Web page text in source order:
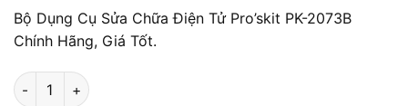
Bộ Dụng Cụ Sửa Chữa Điện Tử Pro’skit PK-2073B
Chính Hãng, Giá Tốt.
Bộ Dụng Cụ Sửa Chữa Điện Tử Pro'skit PK-2073B số lượng